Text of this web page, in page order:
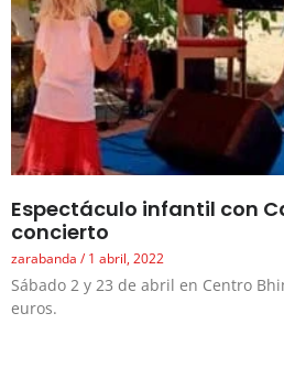
Espectáculo infantil con
concierto
zarabanda 1 abril, 2022
Sábado 2 y 23 de abril en Centro
euros.